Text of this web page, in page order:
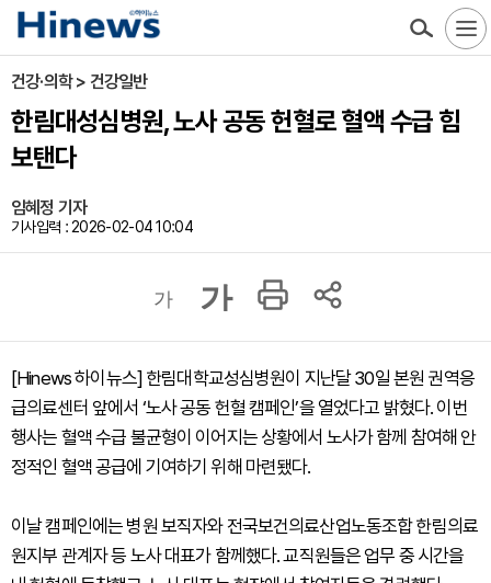
건강·의학 > 건강일반
한림대성심병원, 노사 공동 헌혈로 혈액 수급 힘
보탠다
임혜정 기자
기사입력 : 2026-02-04 10:04
가 가
[Hinews 하이뉴스] 한림대학교성심병원이 지난달 30일 본원 권역응
급의료센터 앞에서 ‘노사 공동 헌혈 캠페인’을 열었다고 밝혔다. 이번
행사는 혈액 수급 불균형이 이어지는 상황에서 노사가 함께 참여해 안
정적인 혈액 공급에 기여하기 위해 마련됐다.
이날 캠페인에는 병원 보직자와 전국보건의료산업노동조합 한림의료
원지부 관계자 등 노사 대표가 함께했다. 교직원들은 업무 중 시간을